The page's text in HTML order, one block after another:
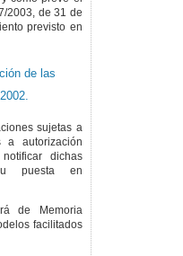
2003, de 31 de
previsto en
de las
sujetas a
a autorización
dichas
puesta en
de Memoria
facilitados